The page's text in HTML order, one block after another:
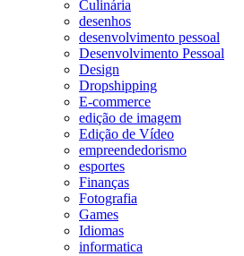
Culinária
desenhos
desenvolvimento pessoal
Desenvolvimento Pessoal
Design
Dropshipping
E-commerce
edição de imagem
Edição de Vídeo
empreendedorismo
esportes
Finanças
Fotografia
Games
Idiomas
informatica